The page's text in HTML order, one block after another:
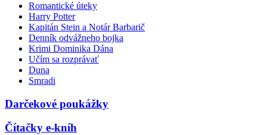
Romantické úteky
Harry Potter
Kapitán Stein a Notár Barbarič
Denník odvážneho bojka
Krimi Dominika Dána
Učím sa rozprávať
Duna
Smradi
Darčekové poukážky
Čítačky e-kníh